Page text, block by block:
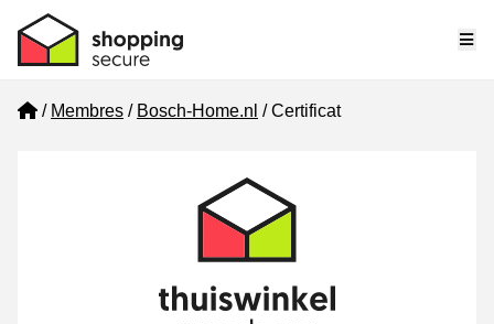
Home
Membres Bosch-Home.nl Certificat